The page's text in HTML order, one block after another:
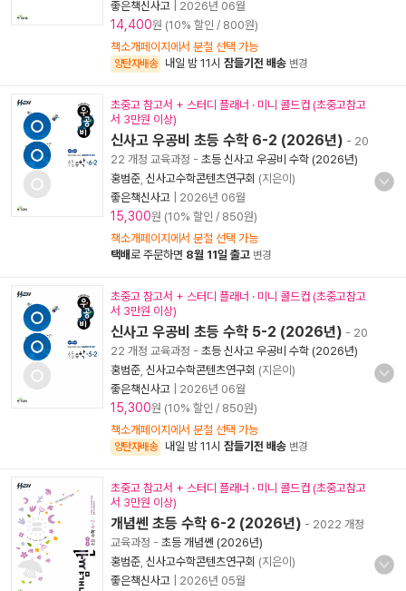
좋은책신사고 2026년 06월
14,400원 (10% 할인 / 800원)
책소개페이지에서 분철 선택 가능
양탄자배송 내일 밤 11시 잠들기전 배송 변경
초중고 참고서 + 스터디 플래너 · 미니 콜드컵 (초중고참고
서 3만원 이상)
신사고 우공비 초등 수학 6-2 (2026년) - 20
22 개정 교육과정 - 초등 신사고 우공비 수학 (2026년)
홍범준 신사고수학콘텐츠연구회 (지은이)
좋은책신사고
2026년 06월
15,300원 (10% 할인 / 850원)
책소개페이지에서 분철 선택 가능
택배로 주문하면 8월 11일 출고 변경
초중고 참고서 + 스터디 플래너 · 미니 콜드컵 (초중고참고
서 3만원 이상)
신사고 우공비 초등 수학 5-2 (2026년) - 20
22 개정 교육과정 - 초등 신사고 우공비 수학 (2026년)
홍범준 신사고수학콘텐츠연구회 (지은이)
좋은책신사고
2026년 06월
15,300원 (10% 할인 / 850원)
책소개페이지에서 분철 선택 가능
양탄자배송 내일 밤 11시 잠들기전 배송 변경
초중고 참고서 + 스터디 플래너 · 미니 콜드컵 (초중고참고
서 3만원 이상)
개념쎈 초등 수학 6-2 (2026년) - 2022 개정
교육과정 - 초등 개념쎈 (2026년)
홍범준 신사고수학콘텐츠연구회 (지은이)
좋은책신사고
2026년 05월